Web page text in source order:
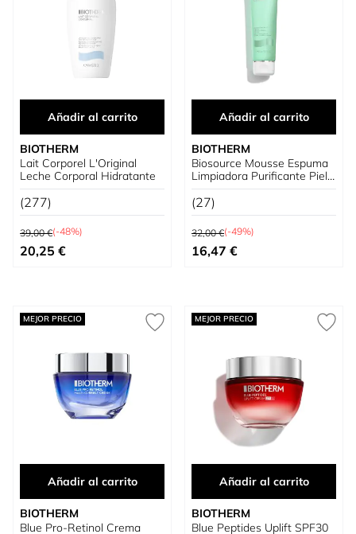
Añadir al carrito
BIOTHERM
Lait Corporel L'Original
Leche Corporal Hidratante
(277)
Precio habitual
39,00 €(-48%)
Precio especial
20,25 €
Añadir al carrito
BIOTHERM
Biosource Mousse Espuma
Limpiadora Purificante Piel
Normal a Mixta
(27)
Precio habitual
32,00 €(-49%)
Precio especial
16,47 €
MEJOR PRECIO
Añadir al carrito
BIOTHERM
Blue Pro-Retinol Crema
MEJOR PRECIO
Añadir al carrito
BIOTHERM
Blue Peptides Uplift SPF30